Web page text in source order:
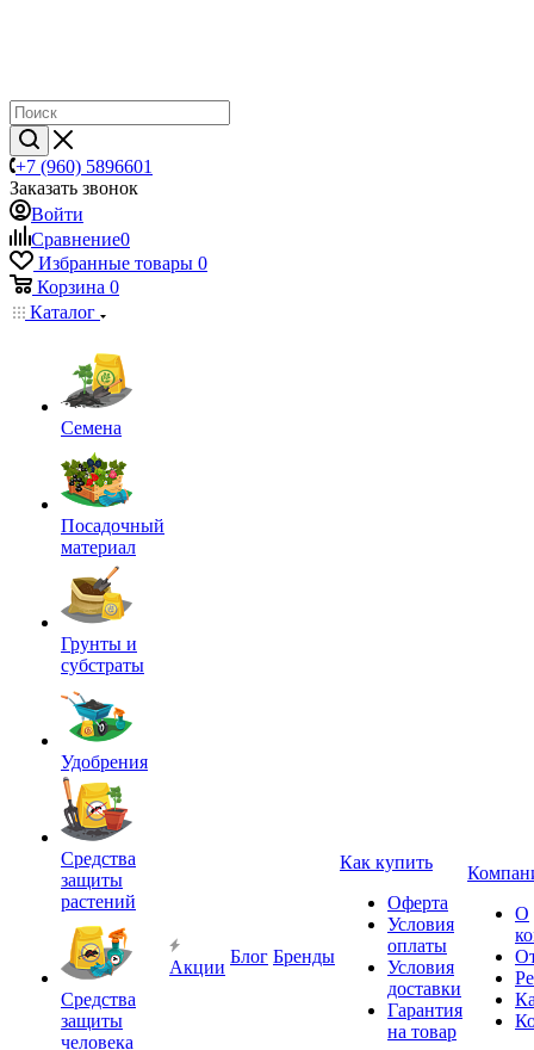
+7 (960) 5896601
Заказать звонок
Войти
Сравнение0
Избранные товары 0
Корзина 0
Каталог
Семена
Посадочный
материал
Грунты и
субстраты
Удобрения
Средства
защиты
растений
Средства
защиты
человека
Акции
Блог Бренды
Как купить
Оферта
Условия
оплаты
Условия
доставки
Гарантия
на товар
О